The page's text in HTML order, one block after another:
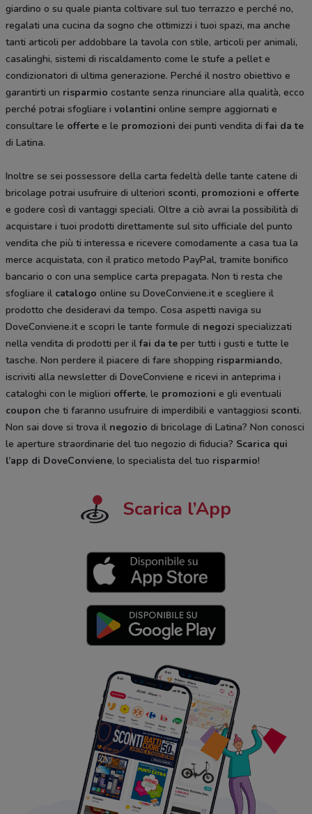
giardino o su quale pianta coltivare sul tuo terrazzo e perché no,
regalati una cucina da sogno che ottimizzi i tuoi spazi, ma anche
tanti articoli per addobbare la tavola con stile, articoli per animali,
casalinghi, sistemi di riscaldamento come le stufe a pellet e
condizionatori di ultima generazione. Perché il nostro obiettivo e
garantirti un risparmio costante senza rinunciare alla qualità, ecco
perché potrai sfogliare i volantini online sempre aggiornati e
consultare le offerte e le promozioni dei punti vendita difai da te
di Latina.
Inoltre se sei possessore della carta fedeltà delle tante catene di
bricolage potrai usufruire di ulteriori sconti, promozioni e offerte
e godere così di vantaggi speciali. Oltre a ciò avrai la possibilità di
acquistare i tuoi prodotti direttamente sul sito ufficiale del punto
vendita che più ti interessa e ricevere comodamente a casa tua la
merce acquistata, con il pratico metodo PayPal, tramite bonifico
bancario o con una semplice carta prepagata. Non ti resta che
sfogliare il catalogo online su DoveConviene.it e scegliere il
prodotto che desideravi da tempo. Cosa aspetti naviga su
DoveConviene.it e scopri le tante formule di negozi specializzati
nella vendita di prodotti per ilfai da te per tutti i gusti e tutte le
tasche. Non perdere il piacere di fare shopping risparmiando,
iscriviti alla newsletter di DoveConviene e ricevi in anteprima i
cataloghi con le migliori offerte, le promozioni e gli eventuali
coupon che ti faranno usufruire di imperdibili e vantaggiosi sconti.
Non sai dove si trova il negozio di bricolage di Latina? Non conosci
le aperture straordinarie del tuo negozio di fiducia? Scarica qui
l’app di DoveConviene, lo specialista del tuo risparmio!
Scarica l’App